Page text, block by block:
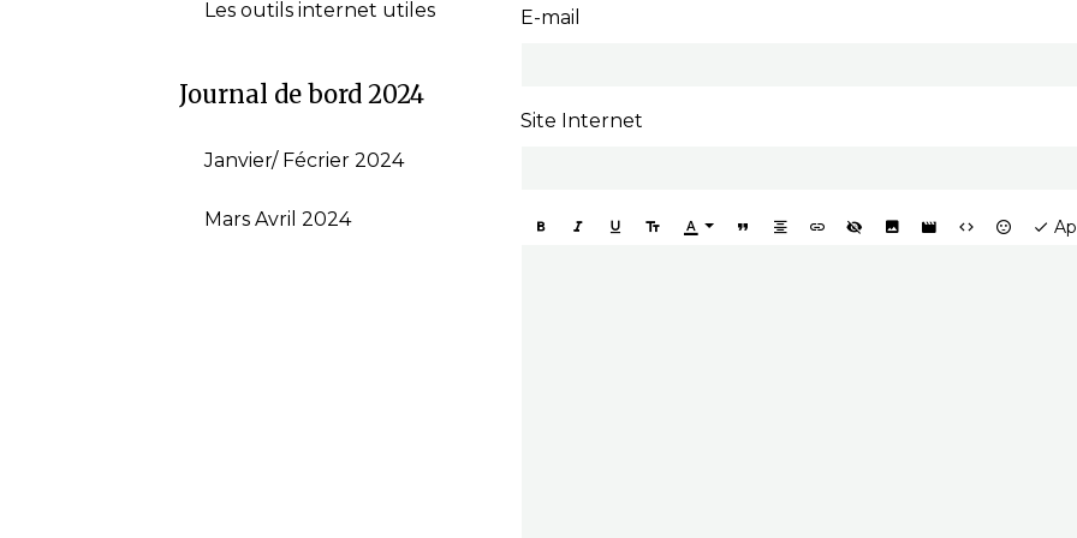
E-mail
Site Internet
Les outils internet utiles
Journal de bord 2024
Janvier/ Fécrier 2024
Mars Avril 2024